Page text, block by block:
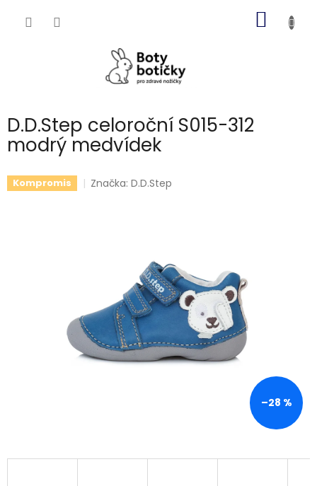
KOŠÍK
D.D.Step celoroční S015-312
modrý medvídek
Kompromis Značka:D.D.Step
–28 %